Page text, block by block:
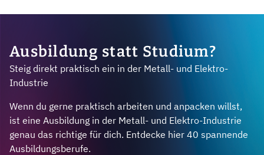
Ausbildung statt Studium?
Steig direkt praktisch ein in der Metall- und Elektro-
Industrie
Wenn du gerne praktisch arbeiten und anpacken willst,
ist eine Ausbildung in der Metall- und Elektro-Industrie
genau das richtige für dich. Entdecke hier 40 spannende
Ausbildungsberufe.